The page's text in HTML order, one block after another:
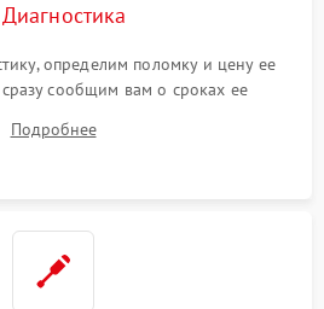
определим поломку и цену ее
сообщим вам о сроках ее
Подробнее